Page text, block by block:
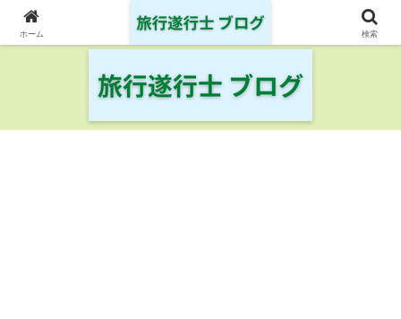
日本の鉄道・空港を制覇した旅行遂行士の旅の記録
ホーム 検索